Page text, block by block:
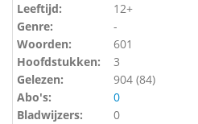
Leeftijd:
12+
Genre:
-
Woorden:
601
Hoofdstukken:
3
Gelezen:
904 (84)
Abo's:
0
Bladwijzers:
0